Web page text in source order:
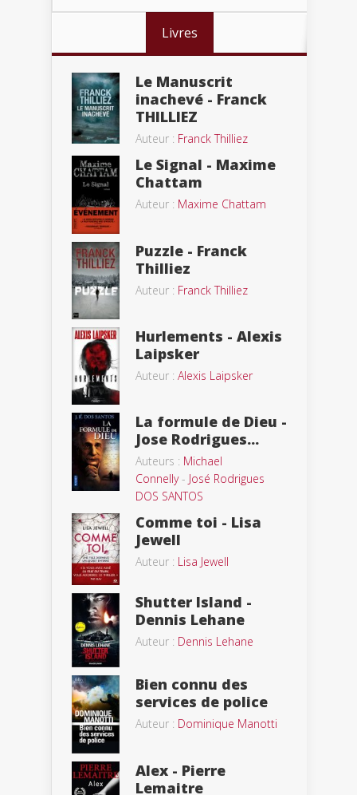
Livres
Le Manuscrit
inachevé - Franck
THILLIEZ
Auteur : Franck Thilliez
Le Signal - Maxime
Chattam
Auteur : Maxime Chattam
Puzzle - Franck
Thilliez
Auteur : Franck Thilliez
Hurlements - Alexis
Laipsker
Auteur : Alexis Laipsker
La formule de Dieu -
Jose Rodrigues...
Auteurs : Michael
Connelly- José Rodrigues
DOS SANTOS
Comme toi - Lisa
Jewell
Auteur : Lisa Jewell
Shutter Island -
Dennis Lehane
Auteur : Dennis Lehane
Bien connu des
services de police
Auteur : Dominique Manotti
Alex - Pierre
Lemaitre